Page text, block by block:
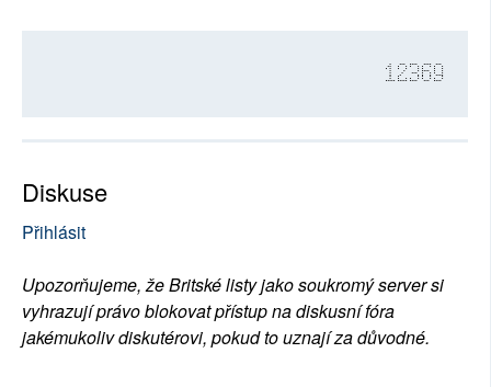
12369
Diskuse
Přihlásit
Upozorňujeme, že Britské listy jako soukromý server si
vyhrazují právo blokovat přístup na diskusní fóra
jakémukoliv diskutérovi, pokud to uznají za důvodné.